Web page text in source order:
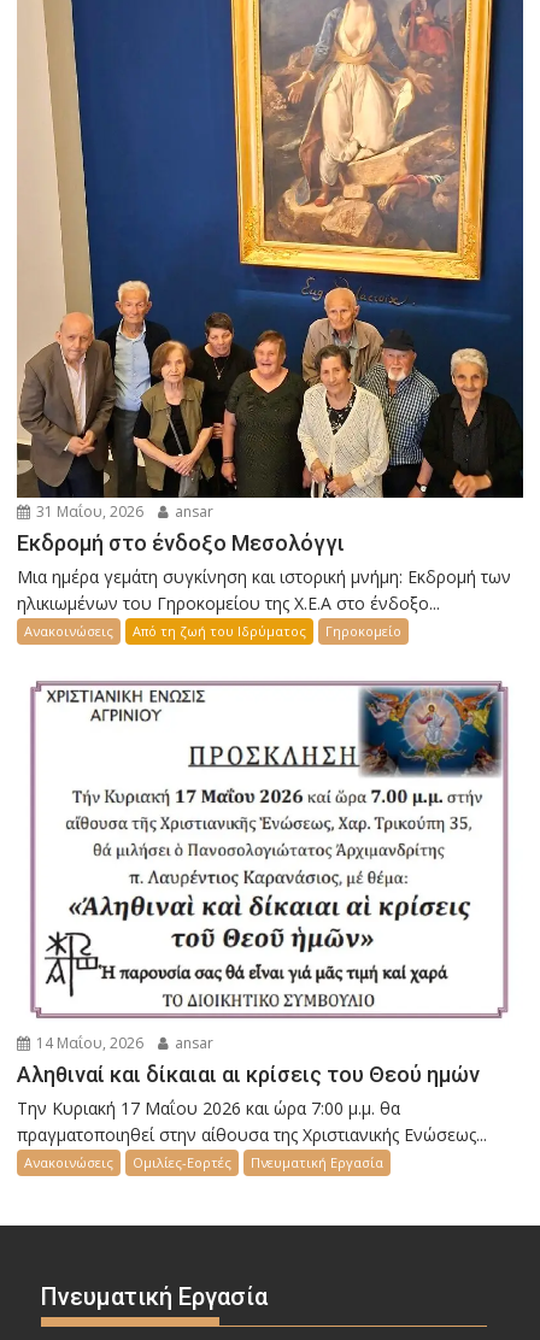
31 Μαΐου, 2026 ansar
Εκδρομή στο ένδοξο Μεσολόγγι
Μια ημέρα γεμάτη συγκίνηση και ιστορική μνήμη: Εκδρομή των
ηλικιωμένων του Γηροκομείου της Χ.Ε.Α στο ένδοξο...
Ανακοινώσεις Από τη ζωή του Ιδρύματος Γηροκομείο
14 Μαΐου, 2026 ansar
Αληθιναί και δίκαιαι αι κρίσεις του Θεού ημών
Την Κυριακή 17 Μαΐου 2026 και ώρα 7:00 μ.μ. θα
πραγματοποιηθεί στην αίθουσα της Χριστιανικής Ενώσεως...
Ανακοινώσεις Ομιλίες-Εορτές Πνευματική Εργασία
Πνευματική Εργασία